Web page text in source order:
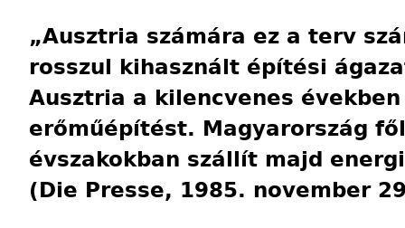
„Ausztria számára ez a terv
rosszul kihasznált építési
Ausztria a kilencvenes
erőműépítést. Magyarország
évszakokban szállít majd
(Die Presse, 1985. november